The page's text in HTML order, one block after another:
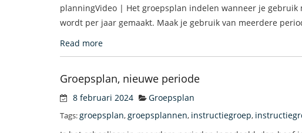
planningVideo | Het groepsplan indelen wanneer je gebruik
wordt per jaar gemaakt. Maak je gebruik van meerdere
Read more
Groepsplan, nieuwe periode
8 februari 2024 Groepsplan
Tags:groepsplan,groepsplannen, instructiegroep,